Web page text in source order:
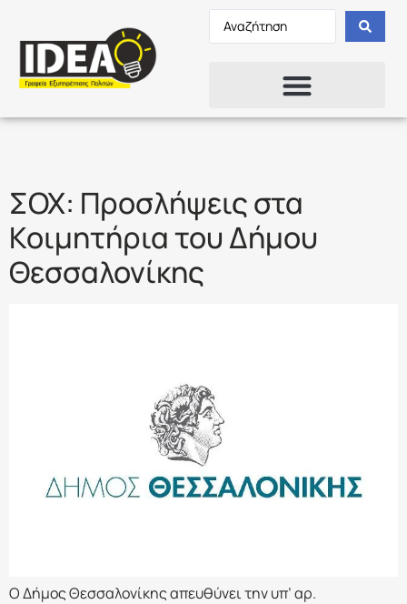
ΣΟΧ: Προσλήψεις στα
Κοιμητήρια του Δήμου
Θεσσαλονίκης
Ο Δήμος Θεσσαλονίκης απευθύνει την υπ’ αρ.